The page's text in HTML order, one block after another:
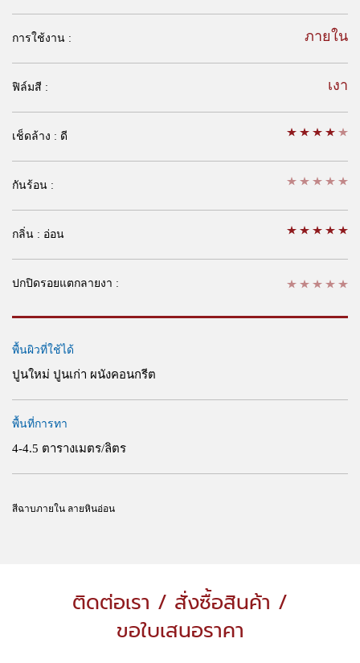
การใช้งาน : ภายใน
ฟิล์มสี : เงา
เช็ดล้าง : ดี
กันร้อน :
กลิ่น : อ่อน
ปกปิดรอยแตกลายงา :
พื้นผิวที่ใช้ได้
ปูนใหม่ ปูนเก่า ผนังคอนกรีต
พื้นที่การทา
4-4.5 ตารางเมตร/ลิตร
สีฉาบภายใน ลายหินอ่อน
ติดต่อเรา / สั่งซื้อสินค้า /
ขอใบเสนอราคา